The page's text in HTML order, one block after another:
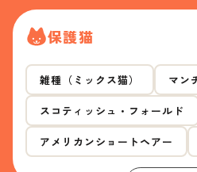
保護猫
雑種（ミックス猫） マン
スコティッシュ・フォールド
アメリカンショートヘアー